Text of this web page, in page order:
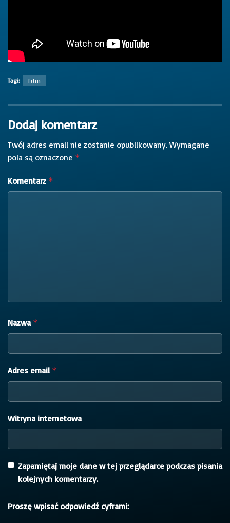
Tagi: film
Dodaj komentarz
Twój adres email nie zostanie opublikowany. Wymagane
pola są oznaczone *
Komentarz *
Nazwa *
Adres email *
Witryna internetowa
Zapamiętaj moje dane w tej przeglądarce podczas pisania
kolejnych komentarzy.
Proszę wpisać odpowiedź cyframi: